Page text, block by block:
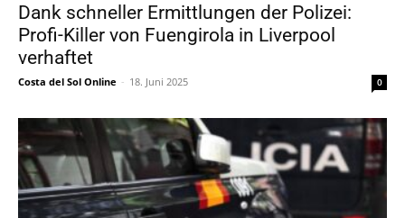
Dank schneller Ermittlungen der Polizei:
Profi-Killer von Fuengirola in Liverpool
verhaftet
Costa del Sol Online - 18. Juni 2025 0